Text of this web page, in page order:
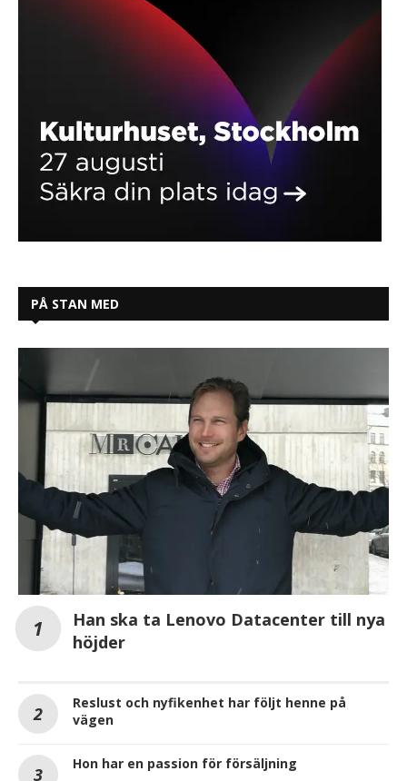
PÅ STAN MED
Han ska ta Lenovo Datacenter till nya
höjder
Reslust och nyfikenhet har följt henne på
vägen
Hon har en passion för försäljning